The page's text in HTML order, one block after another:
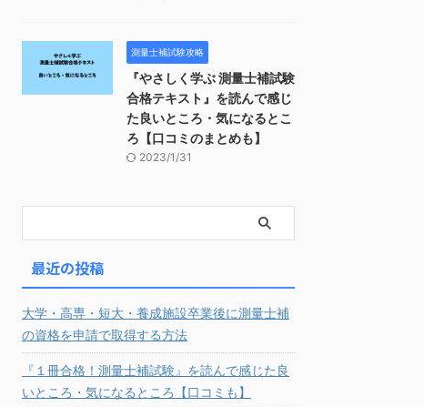
測量士補試験攻略
『やさしく学ぶ 測量士補試験
合格テキスト』を読んで感じ
た良いところ・気になるとこ
ろ【口コミのまとめも】
2023/1/31
最近の投稿
大学・高専・短大・養成施設卒業後に測量士補
の資格を申請で取得する方法
『１冊合格！測量士補試験』を読んで感じた良
いところ・気になるところ【口コミも】